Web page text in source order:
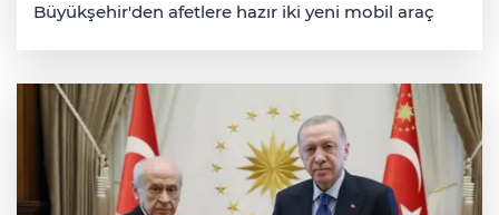
Büyükşehir'den afetlere hazır iki yeni mobil araç